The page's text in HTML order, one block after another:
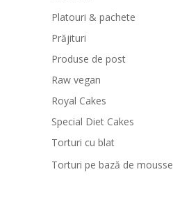
Platouri & pachete
Prăjituri
Produse de post
Raw vegan
Royal Cakes
Special Diet Cakes
Torturi cu blat
Torturi pe bază de mousse